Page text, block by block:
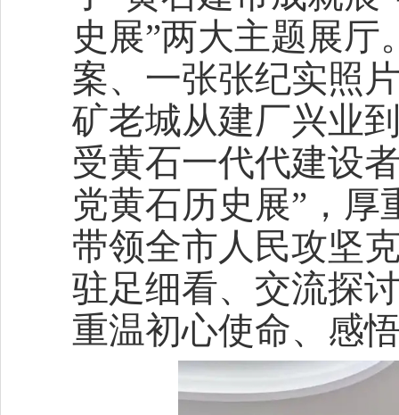
史展”两大主题展厅
案、一张张纪实照
矿老城从建厂兴业
受黄石一代代建设
党黄石历史展”，
带领全市人民攻坚
驻足细看、交流探
重温初心使命、感